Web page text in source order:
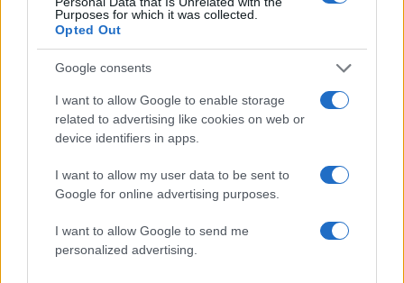
Purposes for which it was collected.
Opted Out
Google consents
I want to allow Google to enable storage
related to advertising like cookies on web or
device identifiers in apps.
I want to allow my user data to be sent to
Google for online advertising purposes.
I want to allow Google to send me
personalized advertising.
«Πάγωσα, δεν μπορούσα
να κρατήσω την ισορροπία
μου» λέει Έλληνας στη
αποζημιώσεις για
νεκρούς και
του πολέμου κι όχι